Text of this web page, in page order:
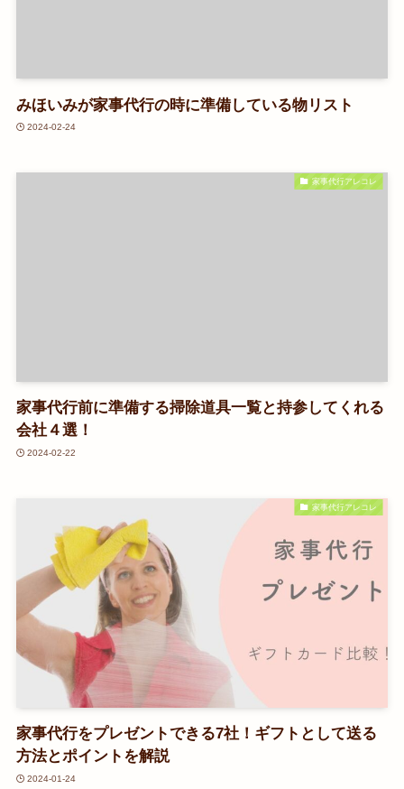
みほいみが家事代行の時に準備している物リスト
2024-02-24
家事代行アレコレ
家事代行前に準備する掃除道具一覧と持参してくれる
会社４選！
2024-02-22
家事代行アレコレ
家事代行をプレゼントできる7社！ギフトとして送る
方法とポイントを解説
2024-01-24